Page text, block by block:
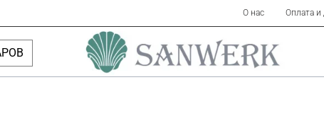
О нас Оплата и